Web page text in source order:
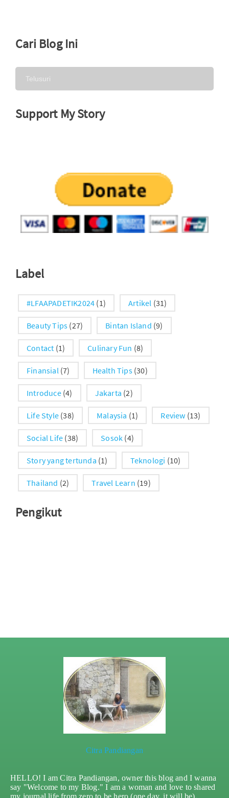
Cari Blog Ini
Support My Story
Label
#LFAAPADETIK2024 (1) Artikel (31)
Beauty Tips (27) Bintan Island (9)
Contact (1) Culinary Fun (8)
Finansial (7) Health Tips (30)
Introduce (4) Jakarta (2)
Life Style (38) Malaysia (1) Review (13)
Social Life (38) Sosok (4)
Story yang tertunda (1) Teknologi (10)
Thailand (2) Travel Learn (19)
Pengikut
Citra Pandiangan
HELLO! I am Citra Pandiangan, owner this blog and I wanna
say "Welcome to my Blog." I am a woman and love to shared
my journal life from zero to be hero (one day, it will be).